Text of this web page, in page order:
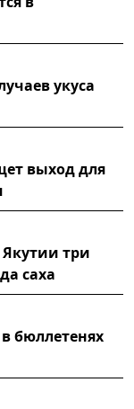
укуса
выход для
Якутии три
саха
бюллетенях